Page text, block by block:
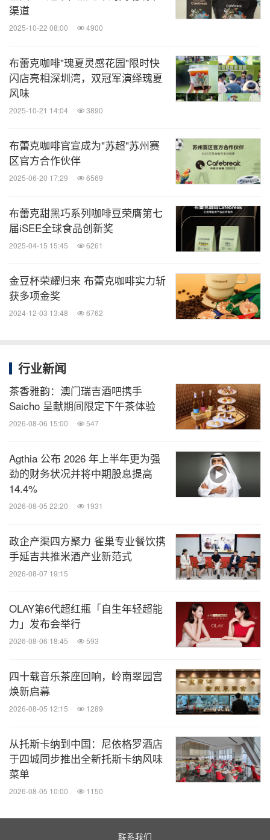
渠道
2025-10-22 08:00 4900
布蕾克咖啡"瑰夏灵感花园"限时快
闪店亮相深圳湾，双冠军演绎瑰夏
风味
2025-10-21 14:04 3890
布蕾克咖啡官宣成为"苏超"苏州赛
区官方合作伙伴
2025-06-20 17:29 6569
布蕾克甜黑巧系列咖啡豆荣膺第七
届iSEE全球食品创新奖
2025-04-15 15:45 6261
金豆杯荣耀归来 布蕾克咖啡实力斩
获多项金奖
2024-12-03 13:48 6762
行业新闻
茶香雅韵：澳门瑞吉酒吧携手
Saicho 呈献期间限定下午茶体验
2026-08-06 15:00 547
Agthia 公布 2026 年上半年更为强
劲的财务状况并将中期股息提高
14.4%
2026-08-05 22:20 1931
政企产渠四方聚力 雀巢专业餐饮携
手延吉共推米酒产业新范式
2026-08-07 19:15
OLAY第6代超红瓶「自生年轻超能
力」发布会举行
2026-08-06 18:45 593
四十载音乐茶座回响，岭南翠园宫
焕新启幕
2026-08-05 12:15 1289
从托斯卡纳到中国：尼依格罗酒店
于四城同步推出全新托斯卡纳风味
菜单
2026-08-05 10:00 1150
联系我们